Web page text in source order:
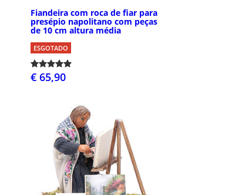
Fiandeira com roca de fiar para
presépio napolitano com peças
de 10 cm altura média
ESGOTADO
€ 65,90